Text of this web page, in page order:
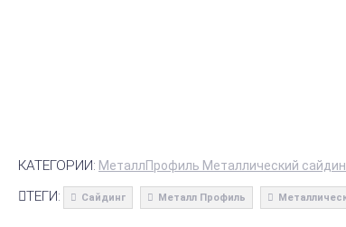
КАТЕГОРИИ: МеталлПрофиль Металлический
ТЕГИ: Сайдинг Металл Профиль